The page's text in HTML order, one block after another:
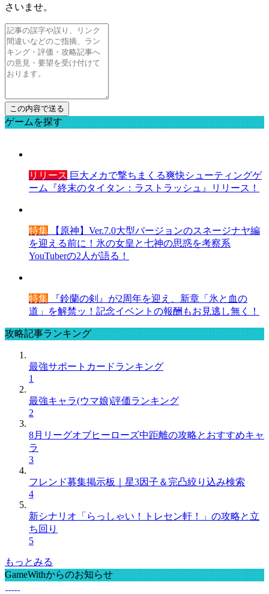
さいませ。
ゲームを探す
リリース 巨大メカで撃ちまくる爽快シューティングゲ
ーム『終末のタイタン：ラストラッシュ』リリース！
特集 【原神】Ver.7.0大型バージョンのスネージナヤ編
を迎える前に！氷の女皇と七神の思惑を考察系
YouTuberの2人が語る！
特集 『鈴蘭の剣』が2周年を迎え、新章「氷と血の
道」を解禁ッ！記念イベントの報酬もお見逃し無く！
攻略記事ランキング
最強サポートカードランキング
1
最強キャラ(ウマ娘)評価ランキング
2
8月リーグオブヒーローズ中距離の攻略とおすすめキャ
ラ
3
フレンド募集掲示板｜星3因子＆完凸絞り込み検索
4
新シナリオ「らっしゃい！トレセン軒！」の攻略と立
ち回り
5
もっとみる
GameWithからのお知らせ